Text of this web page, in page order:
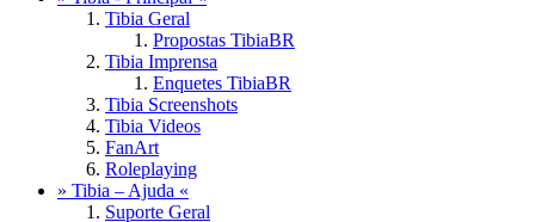
Tibia Geral
Propostas TibiaBR
Tibia Imprensa
Enquetes TibiaBR
Tibia Screenshots
Tibia Videos
FanArt
Roleplaying
» Tibia – Ajuda «
Suporte Geral